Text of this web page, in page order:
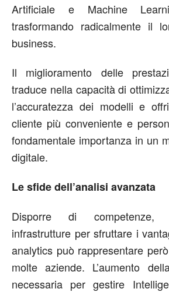
Artificiale e Machine
trasformando radicalmente il
business.
Il miglioramento delle
traduce nella capacità di
l’accuratezza dei modelli e
cliente più conveniente e
fondamentale importanza in un
digitale.
Le sfide dell’analisi avanzata
Disporre di competenze,
infrastrutture per sfruttare i
analytics può rappresentare
molte aziende. L’aumento
necessaria per gestire